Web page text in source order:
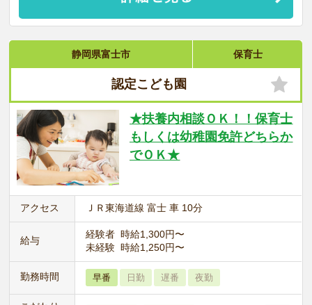
静岡県富士市 保育士
認定こども園
★扶養内相談ＯＫ！！保育士
もしくは幼稚園免許どちらか
でＯＫ★
アクセス ＪＲ東海道線 富士 車 10分
給与
経験者 時給1,300円〜
未経験 時給1,250円〜
勤務時間 早番 日勤 遅番 夜勤